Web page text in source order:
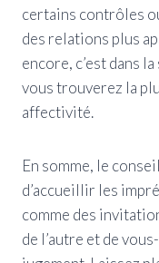
certains contrôles
des relations plus
encore, c’est dans
vous trouverez la
affectivité.
En somme, le
d’accueillir les
comme des
de l’autre et de